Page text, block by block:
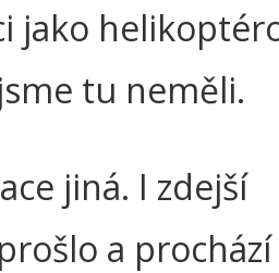
jako
tu neměli.
jiná. I zdejší
a prochází